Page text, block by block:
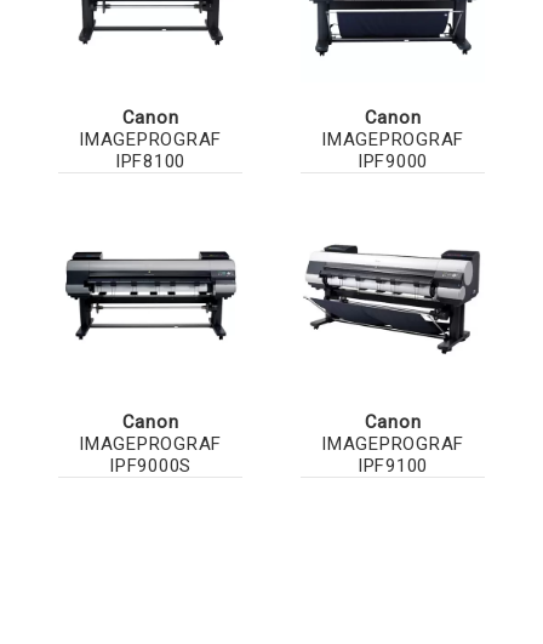
Canon
IMAGEPROGRAF
IPF8100
Canon
IMAGEPROGRAF
IPF9000
Canon
IMAGEPROGRAF
IPF9000S
Canon
IMAGEPROGRAF
IPF9100